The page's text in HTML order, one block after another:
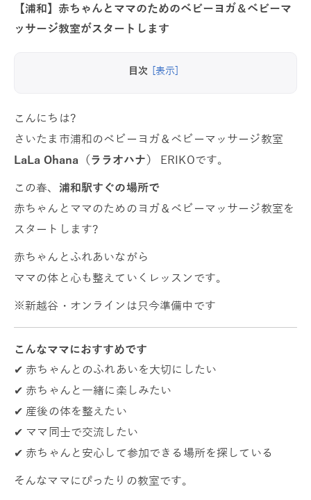
【浦和】赤ちゃんとママのためのベビーヨガ＆ベビーマ
ッサージ教室がスタートします
目次 [表示]
こんにちは?
さいたま市浦和のベビーヨガ＆ベビーマッサージ教室
LaLa Ohana（ララオハナ）
ERIKOです。
この春、 浦和駅すぐの場所で
赤ちゃんとママのためのヨガ＆ベビーマッサージ教室を
スタートします?
赤ちゃんとふれあいながら
ママの体と心も整えていくレッスンです。
※新越谷・オンラインは只今準備中です
こんなママにおすすめです
✔ 赤ちゃんとのふれあいを大切にしたい
✔ 赤ちゃんと一緒に楽しみたい
✔ 産後の体を整えたい
✔ ママ同士で交流したい
✔ 赤ちゃんと安心して参加できる場所を探している
そんなママにぴったりの教室です。